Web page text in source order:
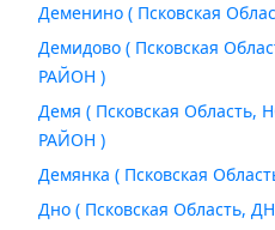
Деменино ( Псковская
Демидово ( Псковская
РАЙОН )
Демя ( Псковская
РАЙОН )
Демянка ( Псковская
Дно ( Псковская Область,